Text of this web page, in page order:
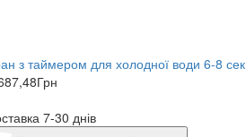
з таймером для холодної води 6-8 сек
Грн
7-30 днів